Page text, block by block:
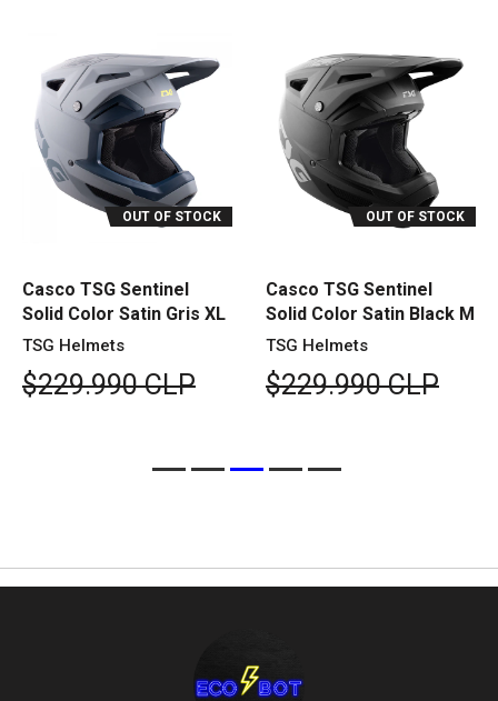
OUT OF STOCK
Casco TSG Sentinel
Solid Color Satin Gris XL
TSG Helmets
$229.990 CLP
OUT OF STOCK
Casco TSG Sentinel
Solid Color Satin Black M
TSG Helmets
$229.990 CLP